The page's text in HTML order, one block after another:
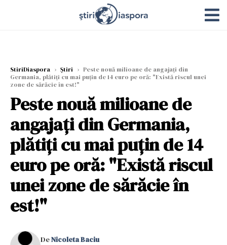
StiriDiaspora › Știri › Peste nouă milioane de angajați din
Germania, plătiți cu mai puțin de 14 euro pe oră: "Există riscul unei
zone de sărăcie în est!"
Peste nouă milioane de
angajați din Germania,
plătiți cu mai puțin de 14
euro pe oră: "Există riscul
unei zone de sărăcie în
est!"
DeNicoleta Baciu